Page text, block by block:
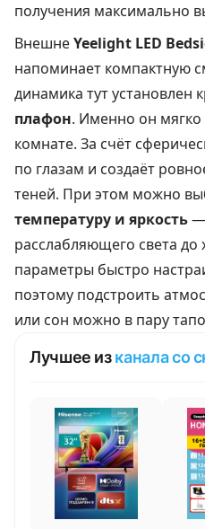
получения максимально
ВнешнеYeelight LED
напоминает компактную
динамика тут установлен
плафон. Именно он мягко
комнате. За счёт
по глазам и создаёт
теней. При этом можно
температуру и яркость—
расслабляющего света до
параметры быстро
поэтому подстроить
или сон можно в пару
Лучшее изканала со